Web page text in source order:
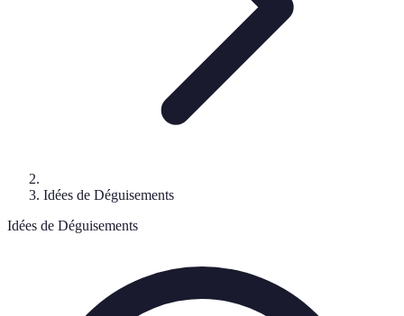
Idées de Déguisements
Idées de Déguisements